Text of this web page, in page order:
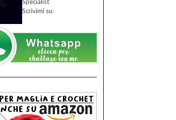
Scrivimi su: